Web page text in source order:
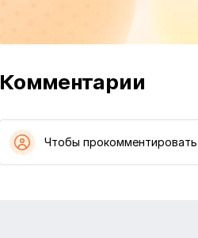
Комментарии
Чтобы прокомментировать,